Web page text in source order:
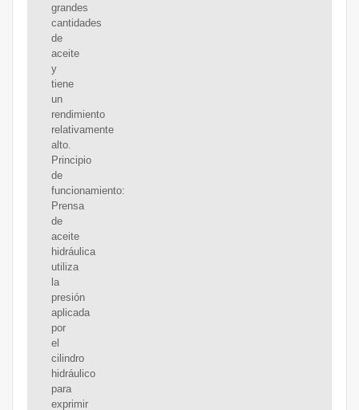
grandes
cantidades
de
aceite
y
tiene
un
rendimiento
relativamente
alto.
Principio
de
funcionamiento:
Prensa
de
aceite
hidráulica
utiliza
la
presión
aplicada
por
el
cilindro
hidráulico
para
exprimir